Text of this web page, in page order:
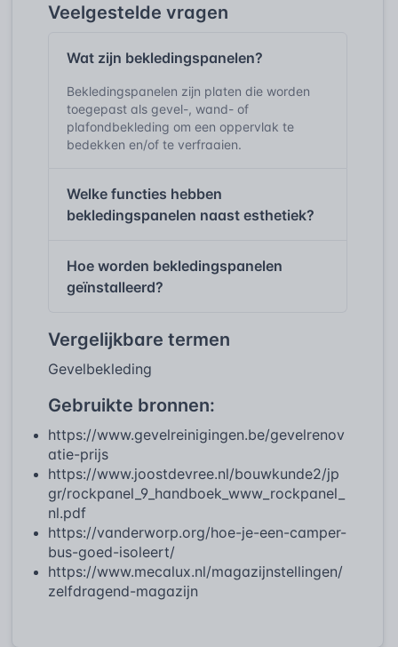
Veelgestelde vragen
Wat zijn bekledingspanelen?
Bekledingspanelen zijn platen die worden
toegepast als gevel-, wand- of
plafondbekleding om een oppervlak te
bedekken en/of te verfraaien.
Welke functies hebben
bekledingspanelen naast esthetiek?
Hoe worden bekledingspanelen
geïnstalleerd?
Vergelijkbare termen
Gevelbekleding
Gebruikte bronnen:
https://www.gevelreinigingen.be/gevelrenov
atie-prijs
https://www.joostdevree.nl/bouwkunde2/jp
gr/rockpanel_9_handboek_www_rockpanel_
nl.pdf
https://vanderworp.org/hoe-je-een-camper-
bus-goed-isoleert/
https://www.mecalux.nl/magazijnstellingen/
zelfdragend-magazijn